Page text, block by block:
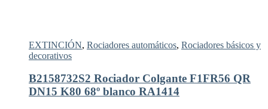
EXTINCIÓN, Rociadores automáticos, Rociadores básicos y
decorativos
B2158732S2 Rociador Colgante F1FR56 QR
DN15 K80 68º blanco RA1414